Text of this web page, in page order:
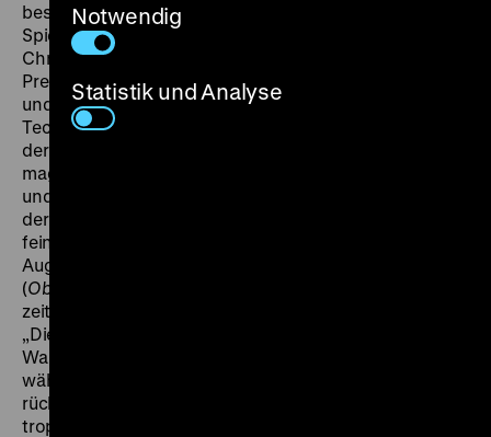
besonders die Szene, in der er voller Selbsthass den
Spiegel zerstört.“ Lose auf dem Märchen von Hans
Christian Andersen basierend, schufen Powell und
Pressburger gemeinsam mit Kameramann Jack Cardiff
und Ausstatter Hein Heckroth einen einzigartigen
Technicolor-Farbenrausch, einen Ballett-(Alp)-Traum,
der von einer jungen Tänzerin erzählt, die die
magischen roten Schuhe nicht mehr ausziehen kann
und weitertanzt, bis sie stirbt. „Anton Walbrook (…) ist
der einzige Mann, den ich je gesehen habe, der so
feine Gefühlsregungen zeigen kann, obwohl seine
Augen von dunklen Brillengläsern verdeckt werden“
(Observer
zeitgenössischer Rezensent und ein anderer ergänzte:
„Dies ist eine wunderbar beherrschte Darstellung.
Walbrooks Augen funkeln wie eiskalte Glassplitter,
während genau abgewogene Beleidigungen und
rücksichtsloser Spott wie Galle von seinen Lippen
tropfen.“ (
Notwendig
Statistik und Analyse